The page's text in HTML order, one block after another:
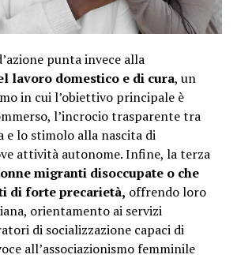
punta invece alla
lavoro domestico e di cura, un
in cui l’obiettivo principale è
l’incrocio trasparente tra
e lo stimolo alla nascita di
attività autonome. Infine, la terza
migranti disoccupate o che
di forte precarietà, offrendo loro
orientamento ai servizi
di socializzazione capaci di
all’associazionismo femminile